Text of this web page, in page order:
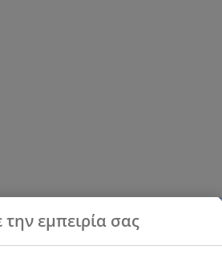
εμπειρία σας